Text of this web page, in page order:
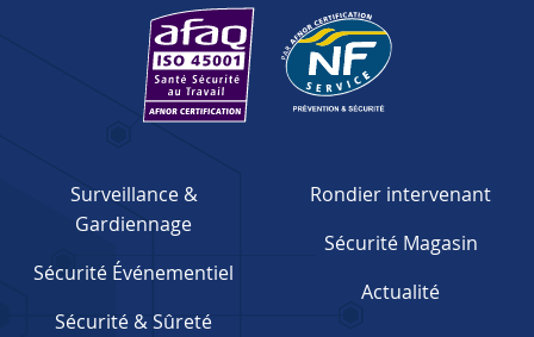
Surveillance &
Gardiennage
Sécurité Événementiel
Sécurité & Sûreté
Rondier intervenant
Sécurité Magasin
Actualité